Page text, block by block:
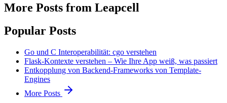
More Posts from Leapcell
Popular Posts
Go und C Interoperabilität: cgo verstehen
Flask-Kontexte verstehen – Wie Ihre App weiß, was passiert
Entkopplung von Backend-Frameworks von Template-
Engines
More Posts